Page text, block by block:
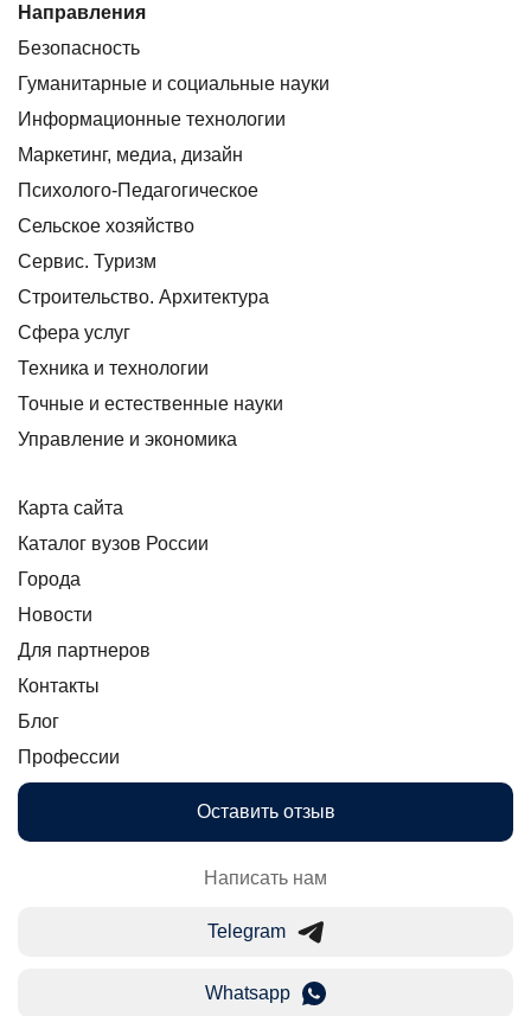
Направления
Безопасность
Гуманитарные и социальные науки
Информационные технологии
Маркетинг, медиа, дизайн
Психолого-Педагогическое
Сельское хозяйство
Сервис. Туризм
Строительство. Архитектура
Сфера услуг
Техника и технологии
Точные и естественные науки
Управление и экономика
Карта сайта
Каталог вузов России
Города
Новости
Для партнеров
Контакты
Блог
Профессии
Оставить отзыв
Написать нам
Telegram
Whatsapp